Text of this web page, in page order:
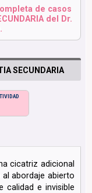
de casos
del Dr.
SECUNDARIA
cicatriz adicional
abordaje abierto
calidad e invisible